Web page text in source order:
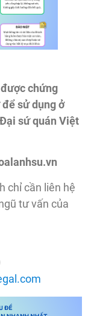
được chứng
đểsử dụng ở
Đại sứ quán Việt
chỉ cần liên hệ
tư vấn của